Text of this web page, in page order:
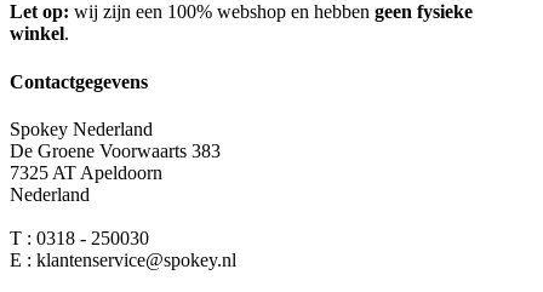
Let op: wij zijn een 100% webshop en hebben geen fysieke
winkel.
Contactgegevens
Spokey Nederland
De Groene Voorwaarts 383
7325 AT Apeldoorn
Nederland
T : 0318 - 250030
E : klantenservice@spokey.nl